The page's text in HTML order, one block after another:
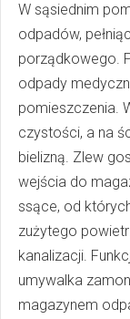
W sąsiednim
odpadów,
porządkowego.
odpady
pomieszczenia.
czystości, a na
bielizną. Zlew
wejścia do
ssące, od
zużytego
kanalizacji.
umywalka
magazynem